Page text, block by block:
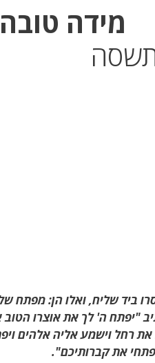
מידה
ביד שליח, ואלו הן: מפתח
"יפתח ה' לך את אוצרו
רחל וישמע אליה אלהים
את קברותיכם".